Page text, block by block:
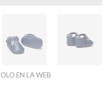
EN LA WEB